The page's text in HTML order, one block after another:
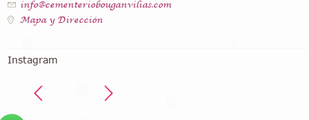
info@cementeriobouganvilias.com
Mapa y Dirección
Instagram